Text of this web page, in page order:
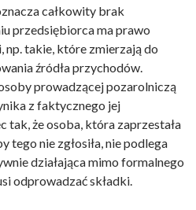
całkowity brak
przedsiębiorca ma prawo
np. takie, które zmierzają do
źródła przychodów.
prowadzącej pozarolniczą
z faktycznego jej
tak, że osoba, która zaprzestała
tego nie zgłosiła, nie podlega
działająca mimo formalnego
odprowadzać składki.